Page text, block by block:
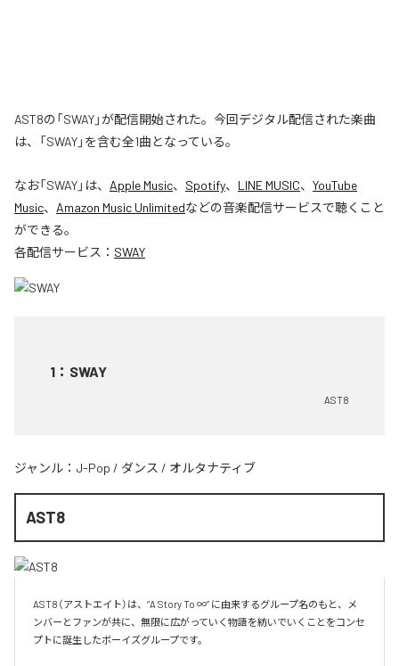
AST8の「SWAY」が配信開始された。今回デジタル配信された楽曲
は、「SWAY」を含む全1曲となっている。
なお「SWAY」は、 Apple Music、 Spotify、 LINE MUSIC、 YouTube
Music、 Amazon Music Unlimitedなどの音楽配信サービスで聴くこと
ができる。
各配信サービス： SWAY
1 ： SWAY
AST8
ジャンル： J-Pop / ダンス / オルタナティブ
AST8
AST8（アストエイト）は、“A Story To ∞” に由来するグループ名のもと、メ
ンバーとファンが共に、無限に広がっていく物語を紡いでいくことをコンセ
プトに誕生したボーイズグループです。